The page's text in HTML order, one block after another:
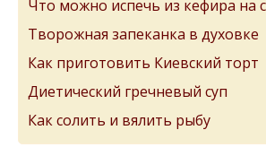
Что можно испечь из кефира на
Творожная запеканка в духовке
Как приготовить Киевский торт
Диетический гречневый суп
Как солить и вялить рыбу